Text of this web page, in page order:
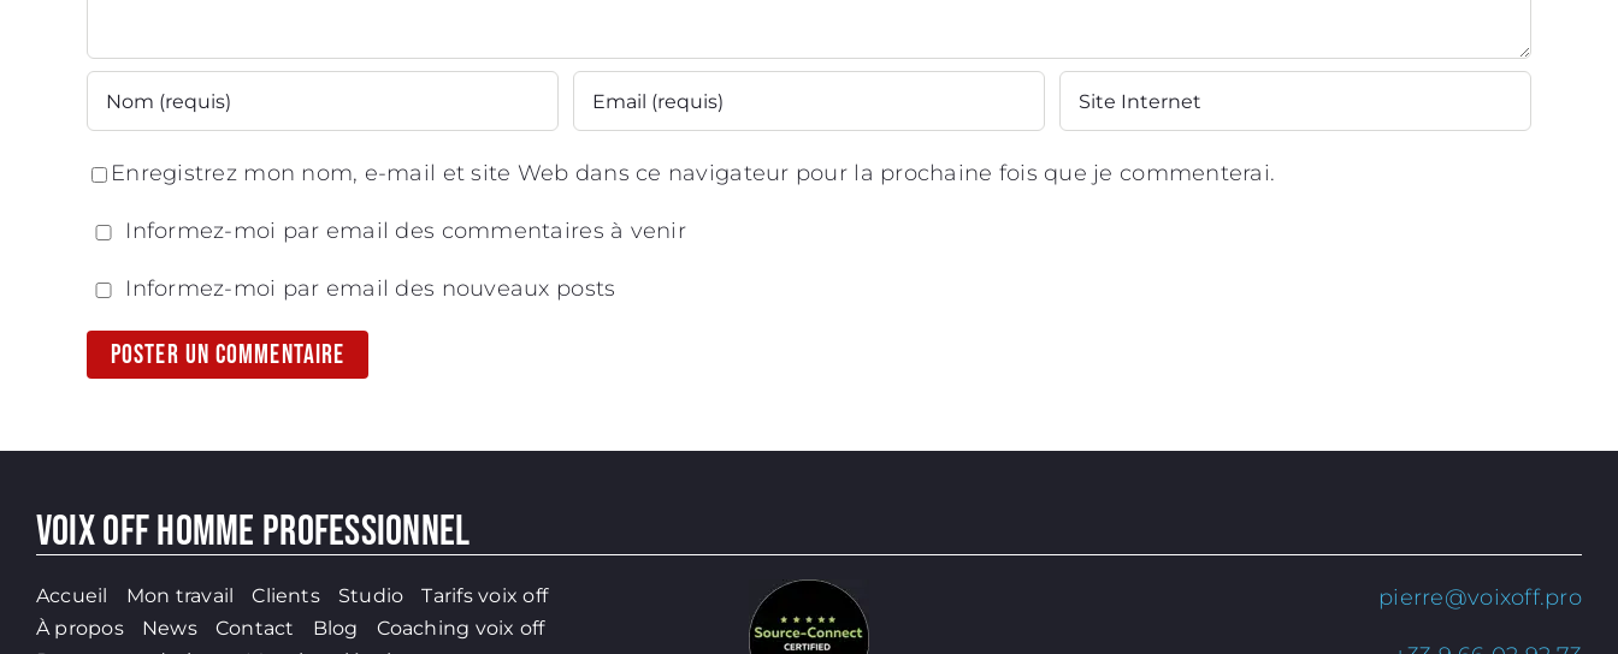
Enregistrez mon nom, e-mail et site Web dans ce navigateur pour la prochaine fois que je commenterai.
Informez-moi par email des commentaires à venir
Informez-moi par email des nouveaux posts
VOIX OFF HOMME PROFESSIONNEL
Accueil Mon travail Clients Studio
Tarifs voix off
À propos
News Contact Blog
Coaching voix off
pierre@voixoff.pro